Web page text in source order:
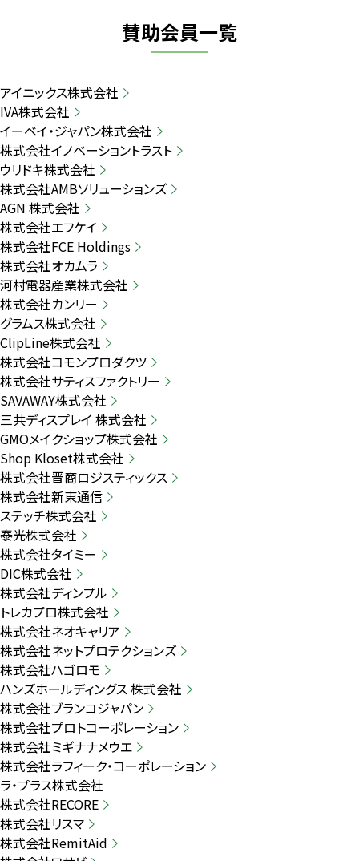
賛助会員一覧
アイニックス株式会社
IVA株式会社
イーベイ・ジャパン株式会社
株式会社イノベーショントラスト
ウリドキ株式会社
株式会社AMBソリューションズ
AGN 株式会社
株式会社エフケイ
株式会社FCE Holdings
株式会社オカムラ
河村電器産業株式会社
株式会社カンリー
グラムス株式会社
ClipLine株式会社
株式会社コモンプロダクツ
株式会社サティスファクトリー
SAVAWAY株式会社
三共ディスプレイ 株式会社
GMOメイクショップ株式会社
Shop Kloset株式会社
株式会社晋商ロジスティックス
株式会社新東通信
ステッチ株式会社
泰光株式会社
株式会社タイミー
DIC株式会社
株式会社ディンプル
トレカプロ株式会社
株式会社ネオキャリア
株式会社ネットプロテクションズ
株式会社ハゴロモ
ハンズホールディングス 株式会社
株式会社ブランコジャパン
株式会社プロトコーポレーション
株式会社ミギナナメウエ
株式会社ラフィーク・コーポレーション
ラ・プラス株式会社
株式会社RECORE
株式会社リスマ
株式会社RemitAid